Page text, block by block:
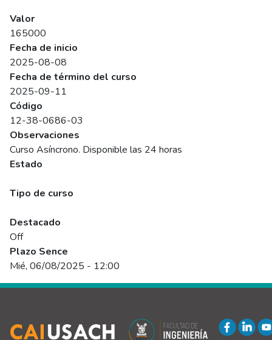
Valor
165000
Fecha de inicio
2025-08-08
Fecha de término del curso
2025-09-11
Código
12-38-0686-03
Observaciones
Curso Asíncrono. Disponible las 24 horas
Estado
Tipo de curso
Destacado
Off
Plazo Sence
Mié, 06/08/2025 - 12:00